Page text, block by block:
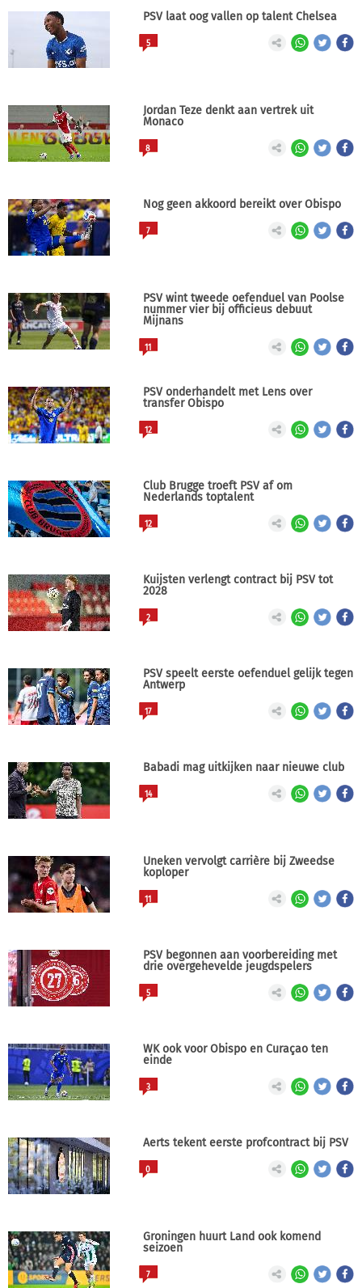
PSV laat oog vallen op talent Chelsea
5
Jordan Teze denkt aan vertrek uit
Monaco
8
Nog geen akkoord bereikt over Obispo
7
PSV wint tweede oefenduel van Poolse
nummer vier bij officieus debuut
Mijnans
11
PSV onderhandelt met Lens over
transfer Obispo
12
Club Brugge troeft PSV af om
Nederlands toptalent
12
Kuijsten verlengt contract bij PSV tot
2028
2
PSV speelt eerste oefenduel gelijk tegen
Antwerp
17
Babadi mag uitkijken naar nieuwe club
14
Uneken vervolgt carrière bij Zweedse
koploper
11
PSV begonnen aan voorbereiding met
drie overgehevelde jeugdspelers
5
WK ook voor Obispo en Curaçao ten
einde
3
Aerts tekent eerste profcontract bij PSV
0
Groningen huurt Land ook komend
seizoen
7